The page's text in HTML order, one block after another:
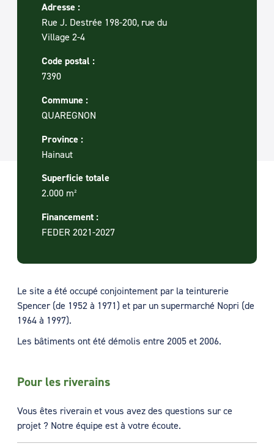
Adresse :
Rue J. Destrée 198-200, rue du
Village 2-4
Code postal :
7390
Commune :
QUAREGNON
Province :
Hainaut
Superficie totale
2.000 m²
Financement :
FEDER 2021-2027
Le site a été occupé conjointement par la teinturerie
Spencer (de 1952 à 1971) et par un supermarché Nopri (de
1964 à 1997).
Les bâtiments ont été démolis entre 2005 et 2006.
Pour les riverains
Vous êtes riverain et vous avez des questions sur ce
projet ? Notre équipe est à votre écoute.